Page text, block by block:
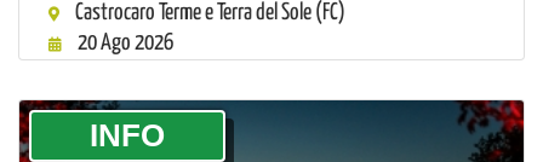
Castrocaro Terme e Terra del Sole (FC)
20 Ago 2026
­INFO